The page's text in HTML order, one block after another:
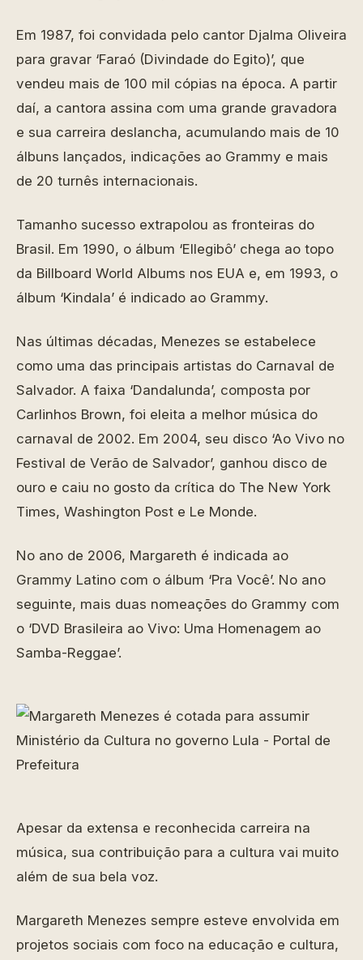
Em 1987, foi convidada pelo cantor Djalma Oliveira
para gravar ‘Faraó (Divindade do Egito)’, que
vendeu mais de 100 mil cópias na época. A partir
daí, a cantora assina com uma grande gravadora
e sua carreira deslancha, acumulando mais de 10
álbuns lançados, indicações ao Grammy e mais
de 20 turnês internacionais.
Tamanho sucesso extrapolou as fronteiras do
Brasil. Em 1990, o álbum ‘Ellegibô’ chega ao topo
da Billboard World Albums nos EUA e, em 1993, o
álbum ‘Kindala’ é indicado ao Grammy.
Nas últimas décadas, Menezes se estabelece
como uma das principais artistas do Carnaval de
Salvador. A faixa ‘Dandalunda’, composta por
Carlinhos Brown, foi eleita a melhor música do
carnaval de 2002. Em 2004, seu disco ‘Ao Vivo no
Festival de Verão de Salvador’, ganhou disco de
ouro e caiu no gosto da crítica do The New York
Times, Washington Post e Le Monde.
No ano de 2006, Margareth é indicada ao
Grammy Latino com o álbum ‘Pra Você’. No ano
seguinte, mais duas nomeações do Grammy com
o ‘DVD Brasileira ao Vivo: Uma Homenagem ao
Samba-Reggae’.
Apesar da extensa e reconhecida carreira na
música, sua contribuição para a cultura vai muito
além de sua bela voz.
Margareth Menezes sempre esteve envolvida em
projetos sociais com foco na educação e cultura,